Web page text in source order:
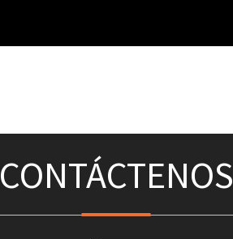
CONTÁCTENOS